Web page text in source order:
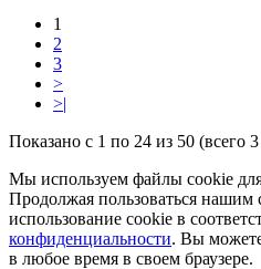
1
2
3
>
>|
Показано с 1 по 24 из 50 (всего
Мы используем файлы cookie
Продолжая пользоваться нашим
использование cookie в
конфиденциальности. Вы
в любое время в своем браузере.